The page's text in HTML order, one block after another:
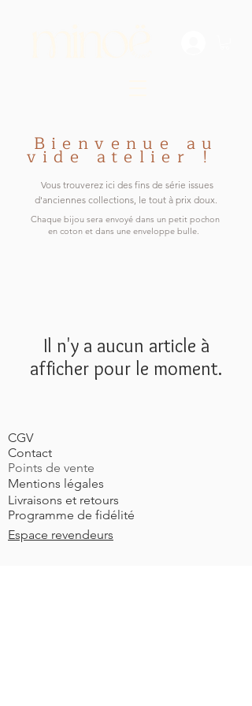
Bienvenue au
vide atelier !
Vous trouverez ici des fins de série issues
d'anciennes collections, le tout à prix doux.
Chaque bijou sera envoyé dans un petit pochon
en coton et dans une enveloppe bulle.
Il n'y a aucun article à
afficher pour le moment.
CGV
Contact
Points de vente
Mentions légales
Livraisons et retours
Programme de fidélité
Espace revendeurs